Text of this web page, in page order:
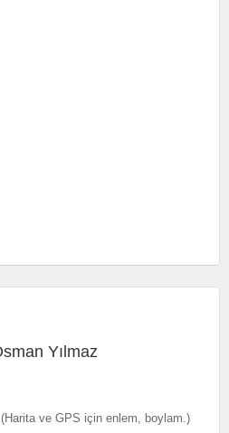
(Harita ve GPS için enlem, boylam.)